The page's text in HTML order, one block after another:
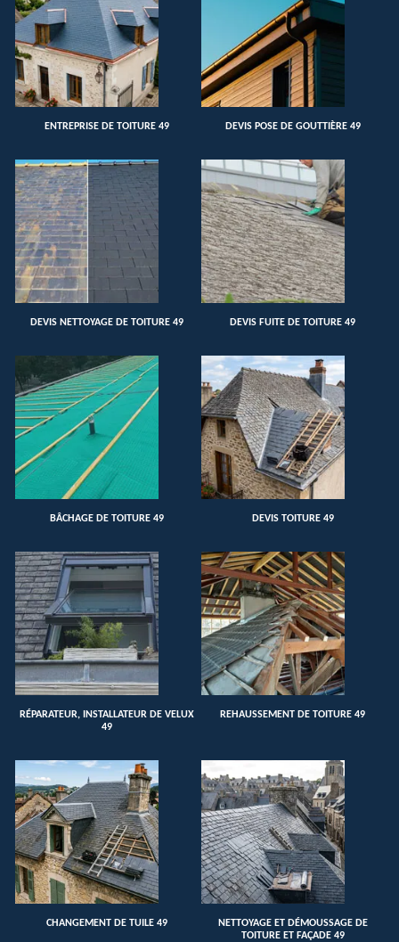
ENTREPRISE DE TOITURE 49 DEVIS POSE DE GOUTTIÈRE 49
DEVIS NETTOYAGE DE TOITURE 49 DEVIS FUITE DE TOITURE 49
BÂCHAGE DE TOITURE 49 DEVIS TOITURE 49
RÉPARATEUR, INSTALLATEUR DE VELUX
49
REHAUSSEMENT DE TOITURE 49
CHANGEMENT DE TUILE 49
NETTOYAGE ET DÉMOUSSAGE DE
TOITURE ET FAÇADE 49